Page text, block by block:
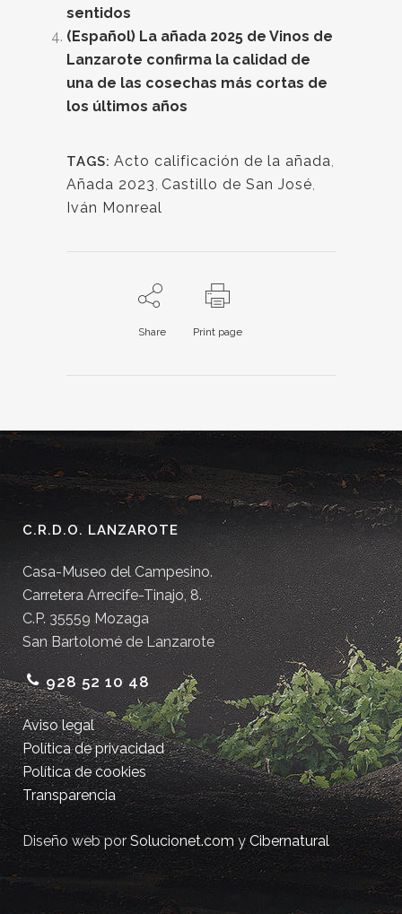
sentidos
(Español) La añada 2025 de Vinos de
Lanzarote confirma la calidad de
una de las cosechas más cortas de
los últimos años
TAGS: Acto calificación de la añada,
Añada 2023, Castillo de San José,
Iván Monreal
Share Print page
C.R.D.O. LANZAROTE
Casa-Museo del Campesino.
Carretera Arrecife-Tinajo, 8.
C.P. 35559 Mozaga
San Bartolomé de Lanzarote
928 52 10 48
Aviso legal
Política de privacidad
Política de cookies
Transparencia
Diseño web porSolucionet.comyCibernatural